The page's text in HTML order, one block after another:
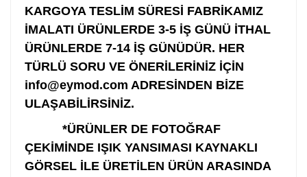
KARGOYA TESLİM SÜRESİ FABRİKAMIZ
İMALATI ÜRÜNLERDE 3-5 İŞ GÜNÜ İTHAL
ÜRÜNLERDE 7-14 İŞ GÜNÜDÜR. HER
TÜRLÜ SORU VE ÖNERİLERİNİZ İÇİN
info@eymod.com ADRESİNDEN BİZE
ULAŞABİLİRSİNİZ.
*ÜRÜNLER DE FOTOĞRAF
ÇEKİMİNDE IŞIK YANSIMASI KAYNAKLI
GÖRSEL İLE ÜRETİLEN ÜRÜN ARASINDA